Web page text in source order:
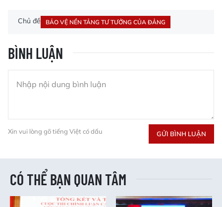
Chủ đề BẢO VỆ NỀN TẢNG TƯ TƯỞNG CỦA ĐẢNG
BÌNH LUẬN
Xin vui lòng gõ tiếng Việt có dấu GỬI BÌNH LUẬN
CÓ THỂ BẠN QUAN TÂM